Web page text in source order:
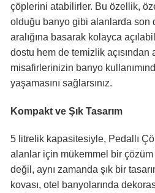
çöplerini atabilirler. Bu özellik,
olduğu banyo gibi alanlarda son
aralığına basarak kolayca
dostu hem de temizlik açısından
misafirlerinizin banyo
yaşamasını sağlarsınız.
Kompakt ve Şık Tasarım
5 litrelik kapasitesiyle, Pedallı
alanlar için mükemmel bir çözüm
değil, aynı zamanda şık bir
kovası, otel banyolarında